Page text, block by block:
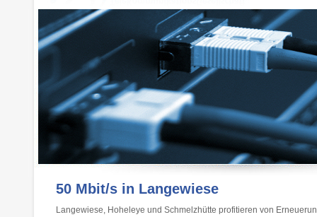
50 Mbit/s in Langewiese
Langewiese, Hoheleye und Schmelzhütte profitieren von